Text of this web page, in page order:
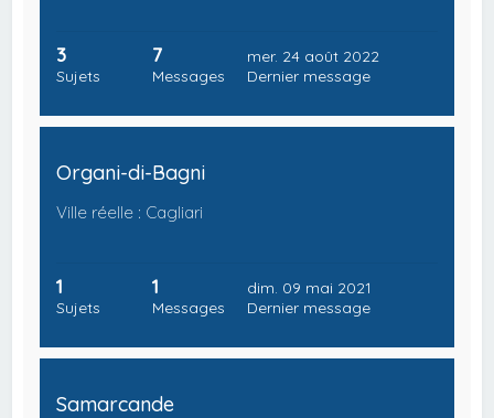
3
Sujets
7
Messages
mer. 24 août 2022
Dernier message
Organi-di-Bagni
Ville réelle : Cagliari
1
Sujets
1
Messages
dim. 09 mai 2021
Dernier message
Samarcande